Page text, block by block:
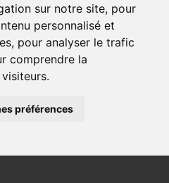
sur notre site, pour
personnalisé et
pour analyser le trafic
comprendre la
préférences
et
santé obligatoire